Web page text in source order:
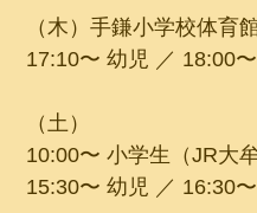
（木）手鎌小学校体育
17:10〜 幼児 ／ 18:00
（土）
10:00〜 小学生（JR大牟
15:30〜 幼児 ／ 16:30